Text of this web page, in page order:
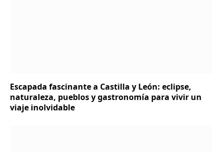
Escapada fascinante a Castilla y León: eclipse,
naturaleza, pueblos y gastronomía para vivir un
viaje inolvidable